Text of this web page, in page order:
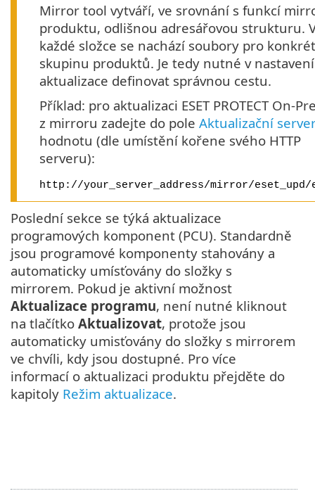
Mirror tool vytváří, ve srovnání s funkcí
produktu, odlišnou adresářovou strukturu.
každé složce se nachází soubory pro
skupinu produktů. Je tedy nutné v nastavení
aktualizace definovat správnou cestu.
Příklad: pro aktualizaci ESET PROTECT On-
z mirroru zadejte do pole Aktualizační
hodnotu (dle umístění kořene svého HTTP
serveru):
http://your_server_address/mirror/eset_upd/
Poslední sekce se týká aktualizace
programových komponent (PCU). Standardně
jsou programové komponenty stahovány a
automaticky umísťovány do složky s
mirrorem. Pokud je aktivní možnost
Aktualizace programu, není nutné kliknout
na tlačítko Aktualizovat, protože jsou
automaticky umisťovány do složky s mirrorem
ve chvíli, kdy jsou dostupné. Pro více
informací o aktualizaci produktu přejděte do
kapitoly Režim aktualizace.